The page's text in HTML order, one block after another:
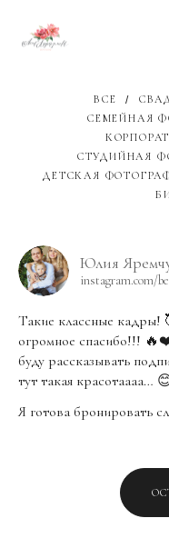
ВСЕ
СЕМЕЙНАЯ
СТУДИЙНАЯ
ДЕТСКАЯ
Юлия
Такие классные
огромное спасибо!!!
буду рассказывать
тут такая красотаааа…
Я готова бронировать